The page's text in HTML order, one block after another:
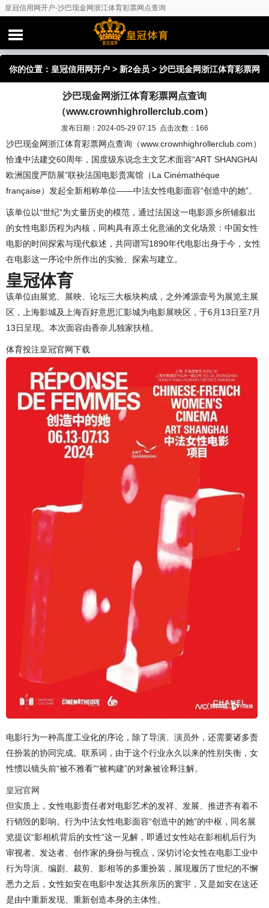
皇冠信用网开户-沙巴现金网浙江体育彩票网点查询
（www.crownhighrollerclub.com）
你的位置： 皇冠信用网开户 > 新2会员 > 沙巴现金网浙江体育彩票网
点查询（www.crownhighrollerclub.com）
沙巴现金网浙江体育彩票网点查询
（www.crownhighrollerclub.com）
发布日期：2024-05-29 07:15 点击次数：166
沙巴现金网浙江体育彩票网点查询（www.crownhighrollerclub.com）
恰逢中法建交60周年，国度级东说念主文艺术面容“ART SHANGHAI
欧洲国度严防展”联袂法国电影贵寓馆（La Cinémathèque
française）发起全新相称单位——中法女性电影面容“创造中的她”。
该单位以“世纪”为丈量历史的模范，通过法国这一电影原乡所铺叙出
的女性电影历程为内核，同构具有原土化意涵的文化场景：中国女性
电影的时间探索与现代叙述，共同谱写1890年代电影出身于今，女性
在电影这一序论中所作出的实验、探索与建立。
皇冠体育
该单位由展览、展映、论坛三大板块构成，之外滩源壹号为展览主展
区，上海影城及上海百好意思汇影城为电影展映区，于6月13日至7月
13日呈现。本次面容由香奈儿独家扶植。
体育投注皇冠官网下载
电影行为一种高度工业化的序论，除了导演、演员外，还需要诸多责
任扮装的协同完成。联系词，由于这个行业永久以来的性别失衡，女
性惯以镜头前“被不雅看”“被构建”的对象被诠释注解。
皇冠官网
但实质上，女性电影责任者对电影艺术的发祥、发展、推进齐有着不
行销毁的影响。行为中法女性电影面容“创造中的她”的中枢，同名展
览提议“影相机背后的女性”这一见解，即通过女性站在影相机后行为
审视者、发达者、创作家的身份与视点，深切讨论女性在电影工业中
行为导演、编剧、裁剪、影相等的多重扮装，展现履历了世纪的不懈
悉力之后，女性如安在电影中发达其所亲历的寰宇，又是如安在这还
是由中重新发现、重新创造本身的主体性。